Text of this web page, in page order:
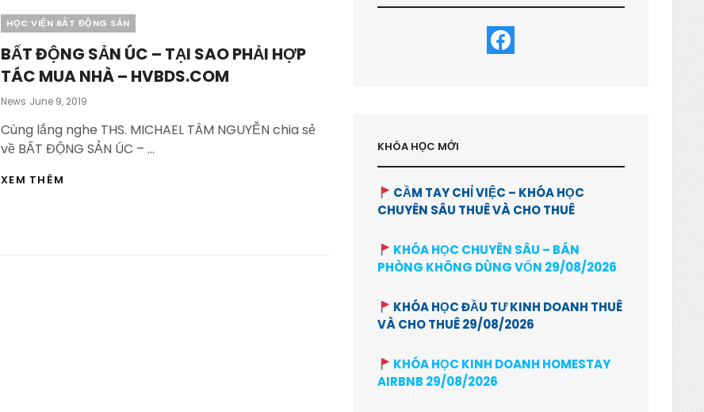
Categories
HỌC VIỆN BẤT ĐỘNG SẢN
BẤT ĐỘNG SẢN ÚC – TẠI SAO PHẢI HỢP
TÁC MUA NHÀ – HVBDS.COM
News Posted
June 9, 2019
Cùng lắng nghe THS. MICHAEL TÂM NGUYỄN chia sẻ
về BẤT ĐỘNG SẢN ÚC – …
XEM THÊM
KHÓA HỌC MỚI
CẦM TAY CHỈ VIỆC – KHÓA HỌC
CHUYÊN SÂU THUÊ VÀ CHO THUÊ
KHÓA HỌC CHUYÊN SÂU – BÁN
PHÒNG KHÔNG DÙNG VỐN 29/08/2026
KHÓA HỌC ĐẦU TƯ KINH DOANH THUÊ
VÀ CHO THUÊ 29/08/2026
KHÓA HỌC KINH DOANH HOMESTAY
AIRBNB 29/08/2026